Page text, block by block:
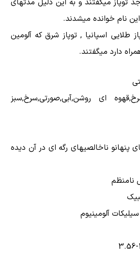
نام خوانده میشدند.
طلایی اسپانیا , توپاز شرق که آلومین
دارد میگفتند.
ای روشن,آبی,صورتی,سرخ,سبز
پنهانو ناخالصیهای رگه ای در آن دیده
آلومینیوم